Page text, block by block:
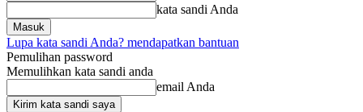
kata sandi Anda
Lupa kata sandi Anda? mendapatkan bantuan
Pemulihan password
Memulihkan kata sandi anda
email Anda